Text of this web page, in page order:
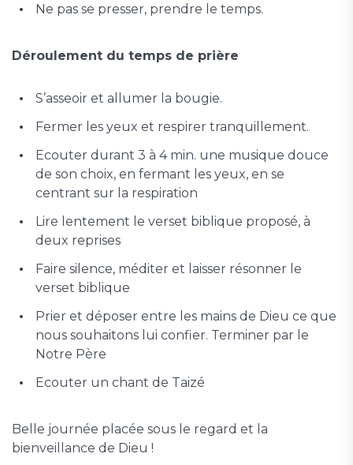
Ne pas se presser, prendre le temps.
Déroulement du temps de prière
S’asseoir et allumer la bougie.
Fermer les yeux et respirer tranquillement.
Ecouter durant 3 à 4 min. une musique douce
de son choix, en fermant les yeux, en se
centrant sur la respiration
Lire lentement le verset biblique proposé, à
deux reprises
Faire silence, méditer et laisser résonner le
verset biblique
Prier et déposer entre les mains de Dieu ce que
nous souhaitons lui confier. Terminer par le
Notre Père
Ecouter un chant de Taizé
Belle journée placée sous le regard et la
bienveillance de Dieu !